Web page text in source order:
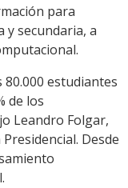
para
y secundaria, a
estudiantes
de los
Leandro Folgar,
Desde